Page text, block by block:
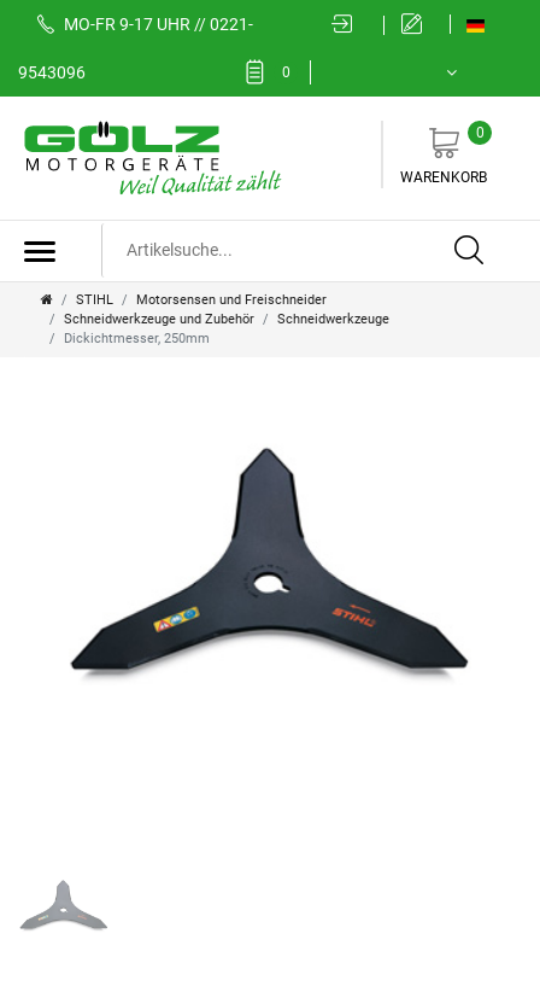
MO-FR 9-17 UHR // 0221-
9543096 0
0
WARENKORB
STIHL
Motorsensen und Freischneider
Schneidwerkzeuge und Zubehör
Schneidwerkzeuge
Dickichtmesser, 250mm